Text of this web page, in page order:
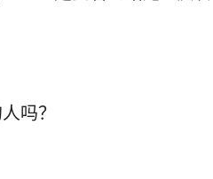
吗？